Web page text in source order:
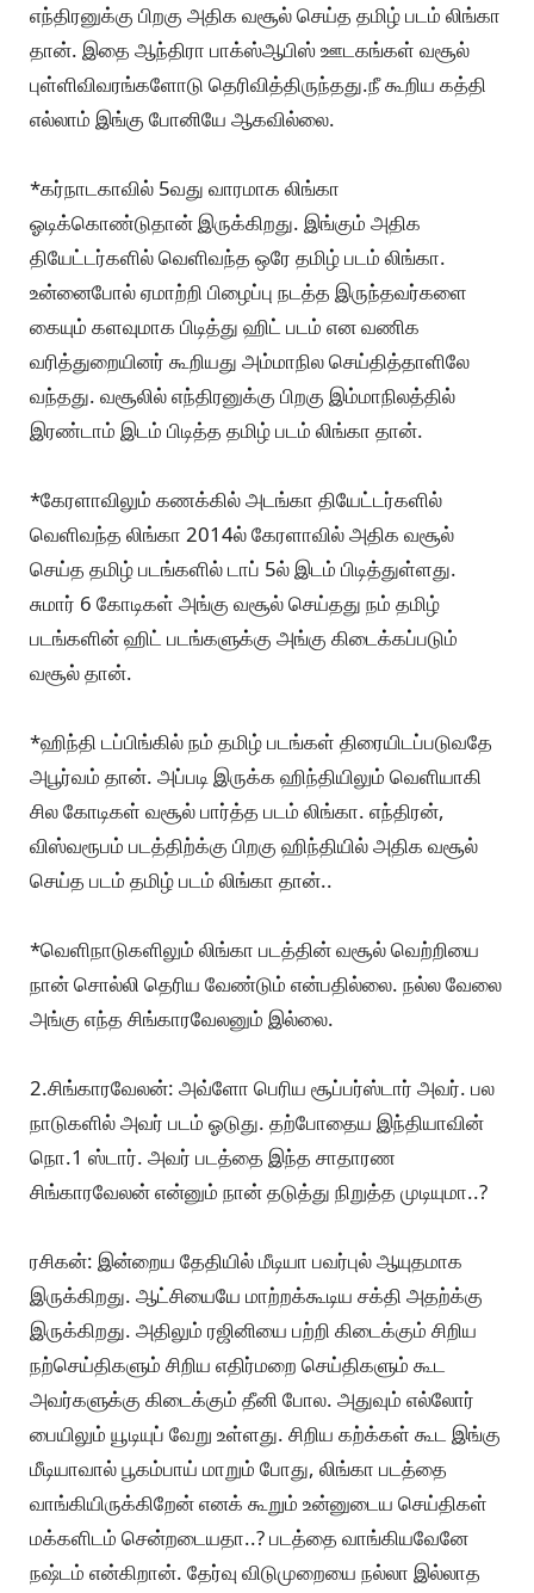
எந்திரனுக்கு பிறகு அதிக வசூல் செய்த தமிழ் படம் லிங்கா
தான். இதை ஆந்திரா பாக்ஸ்ஆபிஸ் ஊடகங்கள் வசூல்
புள்ளிவிவரங்களோடு தெரிவித்திருந்தது.நீ கூறிய கத்தி
எல்லாம் இங்கு போனியே ஆகவில்லை.
*கர்நாடகாவில் 5வது வாரமாக லிங்கா
ஓடிக்கொண்டுதான் இருக்கிறது. இங்கும் அதிக
தியேட்டர்களில் வெளிவந்த ஒரே தமிழ் படம் லிங்கா.
உன்னைபோல் ஏமாற்றி பிழைப்பு நடத்த இருந்தவர்களை
கையும் களவுமாக பிடித்து ஹிட் படம் என வணிக
வரித்துறையினர் கூறியது அம்மாநில செய்தித்தாளிலே
வந்தது. வசூலில் எந்திரனுக்கு பிறகு இம்மாநிலத்தில்
இரண்டாம் இடம் பிடித்த தமிழ் படம் லிங்கா தான்.
*கேரளாவிலும் கணக்கில் அடங்கா தியேட்டர்களில்
வெளிவந்த லிங்கா 2014ல் கேரளாவில் அதிக வசூல்
செய்த தமிழ் படங்களில் டாப் 5ல் இடம் பிடித்துள்ளது.
சுமார் 6 கோடிகள் அங்கு வசூல் செய்தது நம் தமிழ்
படங்களின் ஹிட் படங்களுக்கு அங்கு கிடைக்கப்படும்
வசூல் தான்.
*ஹிந்தி டப்பிங்கில் நம் தமிழ் படங்கள் திரையிடப்படுவதே
அபூர்வம் தான். அப்படி இருக்க ஹிந்தியிலும் வெளியாகி
சில கோடிகள் வசூல் பார்த்த படம் லிங்கா. எந்திரன்,
விஸ்வரூபம் படத்திற்க்கு பிறகு ஹிந்தியில் அதிக வசூல்
செய்த படம் தமிழ் படம் லிங்கா தான்..
*வெளிநாடுகளிலும் லிங்கா படத்தின் வசூல் வெற்றியை
நான் சொல்லி தெரிய வேண்டும் என்பதில்லை. நல்ல வேலை
அங்கு எந்த சிங்காரவேலனும் இல்லை.
2.சிங்காரவேலன்: அவ்ளோ பெரிய சூப்பர்ஸ்டார் அவர். பல
நாடுகளில் அவர் படம் ஓடுது. தற்போதைய இந்தியாவின்
நொ.1 ஸ்டார். அவர் படத்தை இந்த சாதாரண
சிங்காரவேலன் என்னும் நான் தடுத்து நிறுத்த முடியுமா..?
ரசிகன்: இன்றைய தேதியில் மீடியா பவர்புல் ஆயுதமாக
இருக்கிறது. ஆட்சியையே மாற்றக்கூடிய சக்தி அதற்க்கு
இருக்கிறது. அதிலும் ரஜினியை பற்றி கிடைக்கும் சிறிய
நற்செய்திகளும் சிறிய எதிர்மறை செய்திகளும் கூட
அவர்களுக்கு கிடைக்கும் தீனி போல. அதுவும் எல்லோர்
பையிலும் யூடியுப் வேறு உள்ளது. சிறிய கற்க்கள் கூட இங்கு
மீடியாவால் பூகம்பாய் மாறும் போது, லிங்கா படத்தை
வாங்கியிருக்கிறேன் எனக் கூறும் உன்னுடைய செய்திகள்
மக்களிடம் சென்றடையதா..? படத்தை வாங்கியவேனே
நஷ்டம் என்கிறான். தேர்வு விடுமுறையை நல்லா இல்லாத